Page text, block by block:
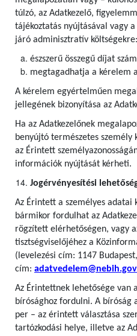
túlzó, az Adatkezelő,
tájékoztatás nyújtásával vagy
járó adminisztratív költségekre:
észszerű összegű díjat
megtagadhatja a kérelem
A kérelem egyértelműen
jellegének bizonyítása az
Ha az Adatkezelőnek
benyújtó természetes
az Érintett
információk nyújtását kérheti.
Jogérvényesítési
Az Érintett a személyes adatai
bármikor fordulhat az
rögzített elérhetőségen, vagy
tisztségviselőjéhez a
(levelezési cím: 1147
cím:
Az Érintettnek lehetősége van
bírósághoz fordulni. A bíróság
per – az érintett választása
tartózkodási helye, illetve az